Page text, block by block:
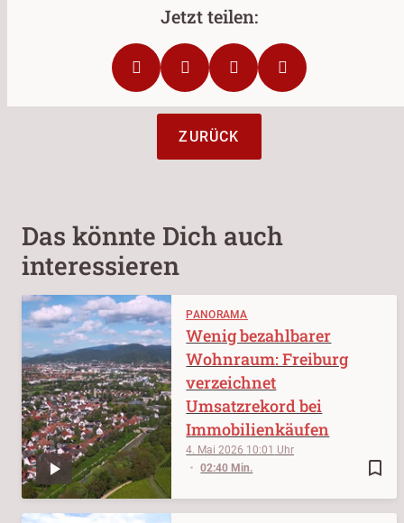
ZURÜCK
Das könnte Dich auch
interessieren
PANORAMA
bookmark_border
4. Mai 2026 10:01
02:40 Min.
Wenig bezahlbarer
Wohnraum: Freiburg
verzeichnet
Umsatzrekord bei
Immobilienkäufen